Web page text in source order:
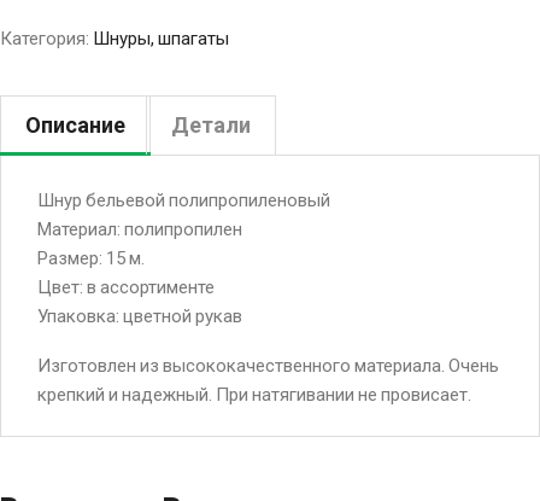
Категория: Шнуры, шпагаты
Описание Детали
Шнур бельевой полипропиленовый
Материал: полипропилен
Размер: 15 м.
Цвет: в ассортименте
Упаковка: цветной рукав
Изготовлен из высококачественного материала. Очень
крепкий и надежный. При натягивании не провисает.